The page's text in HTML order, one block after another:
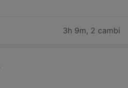
3h 9m, 2 cambi